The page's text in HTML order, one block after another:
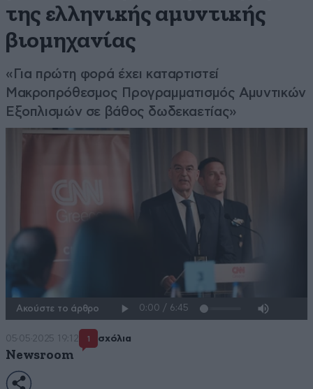
της ελληνικής αμυντικής
βιομηχανίας
«Για πρώτη φορά έχει καταρτιστεί
Μακροπρόθεσμος Προγραμματισμός Αμυντικών
Εξοπλισμών σε βάθος δωδεκαετίας»
Ακούστε το άρθρο
05·05·2025 19:12 1 σχόλια
Newsroom